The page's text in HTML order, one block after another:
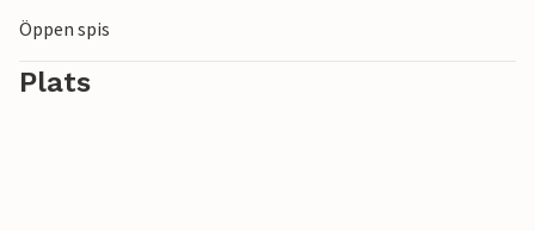
Öppen spis
Plats